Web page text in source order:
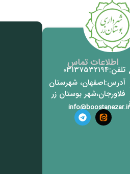
اطلاعات تماس
تلفن:03137532194
آدرس:اصفهان، شهرستان
فلاورجان،شهر بوستان زر
info@boostanezar.ir